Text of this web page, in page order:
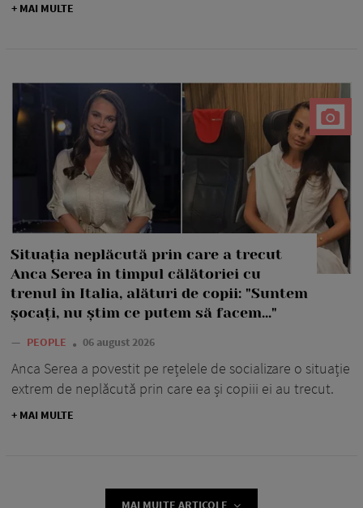
+ MAI MULTE
Situația neplăcută prin care a trecut
Anca Serea în timpul călătoriei cu
trenul în Italia, alături de copii: "Suntem
șocați, nu știm ce putem să facem..."
— PEOPLE 06 august 2026
Anca Serea a povestit pe rețelele de socializare o situație
extrem de neplăcută prin care ea și copiii ei au trecut.
+ MAI MULTE
MAI MULTE ARTICOLE